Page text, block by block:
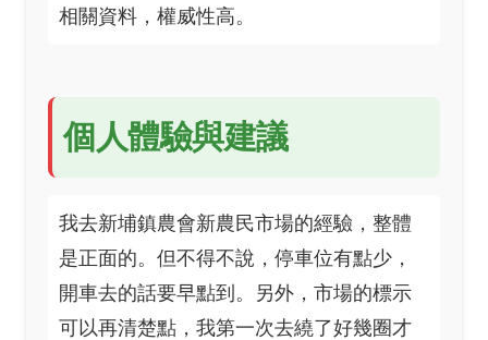
相關資料，權威性高。
個人體驗與建議
我去新埔鎮農會新農民市場的經驗，整體
是正面的。但不得不說，停車位有點少，
開車去的話要早點到。另外，市場的標示
可以再清楚點，我第一次去繞了好幾圈才